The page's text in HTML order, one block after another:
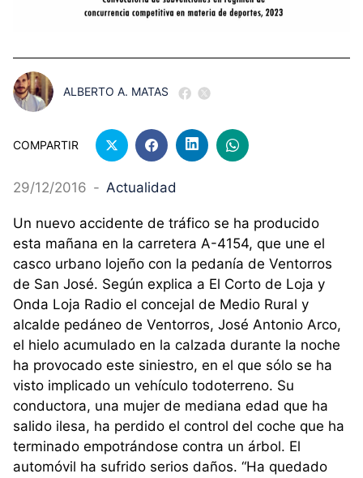
ALBERTO A. MATAS
COMPARTIR
29/12/2016 - Actualidad
Un nuevo accidente de tráfico se ha producido
esta mañana en la carretera A-4154, que une el
casco urbano lojeño con la pedanía de Ventorros
de San José. Según explica a El Corto de Loja y
Onda Loja Radio el concejal de Medio Rural y
alcalde pedáneo de Ventorros, José Antonio Arco,
el hielo acumulado en la calzada durante la noche
ha provocado este siniestro, en el que sólo se ha
visto implicado un vehículo todoterreno. Su
conductora, una mujer de mediana edad que ha
salido ilesa, ha perdido el control del coche que ha
terminado empotrándose contra un árbol. El
automóvil ha sufrido serios daños. “Ha quedado